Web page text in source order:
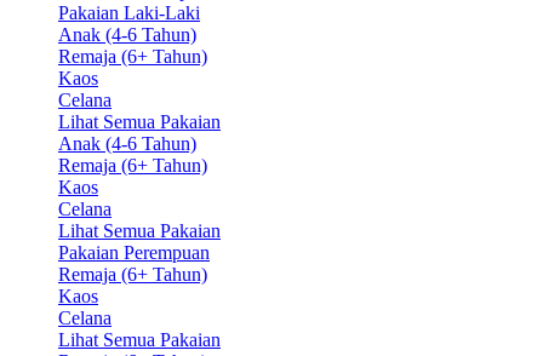
Pakaian Laki-Laki
Anak (4-6 Tahun)
Remaja (6+ Tahun)
Kaos
Celana
Lihat Semua Pakaian
Anak (4-6 Tahun)
Remaja (6+ Tahun)
Kaos
Celana
Lihat Semua Pakaian
Pakaian Perempuan
Remaja (6+ Tahun)
Kaos
Celana
Lihat Semua Pakaian